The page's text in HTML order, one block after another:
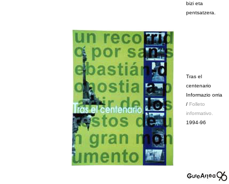
bizi eta
pentsatzera.
Tras el
centenario
Informazio orria
/ Folleto
informativo.
1994-96